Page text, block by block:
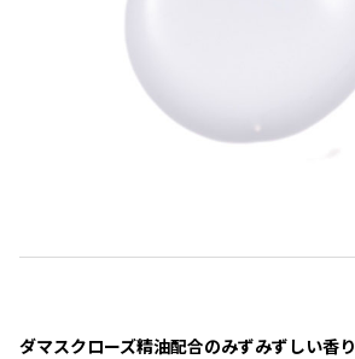
ダマスクローズ精油配合のみずみずしい香り